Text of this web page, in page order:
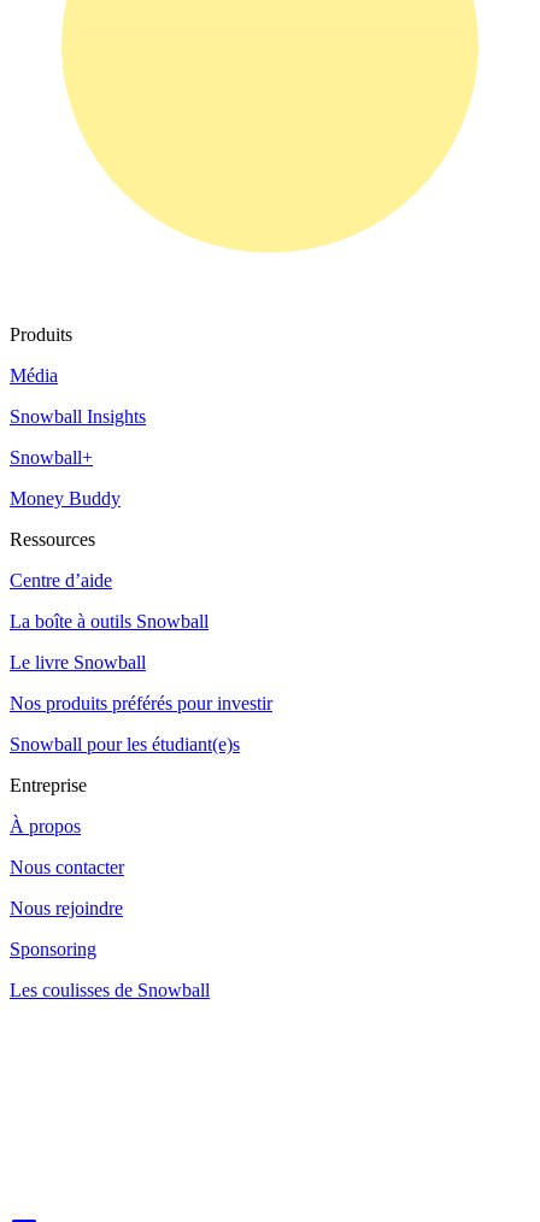
Produits
Média
Snowball Insights
Snowball+
Money Buddy
Ressources
Centre d’aide
La boîte à outils Snowball
Le livre Snowball
Nos produits préférés pour investir
Snowball pour les étudiant(e)s
Entreprise
À propos
Nous contacter
Nous rejoindre
Sponsoring
Les coulisses de Snowball